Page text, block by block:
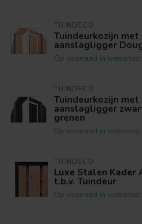
TUINDECO
Tuindeurkozijn met
aanslagligger
Op voorraad in webshop
TUINDECO
Tuindeurkozijn met
aanslagligger
grenen
Op voorraad in webshop
TUINDECO
Luxe Stalen Kader
t.b.v. Tuindeur
Op voorraad in webshop